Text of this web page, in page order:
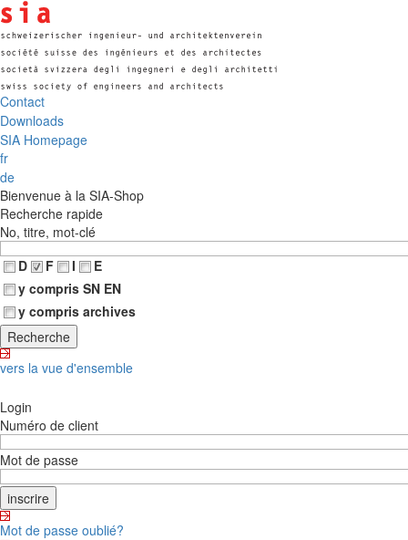
Contact
Downloads
SIA Homepage
fr
de
Bienvenue à la SIA-Shop
Recherche rapide
No, titre, mot-clé
D
F I
E
y compris SN EN
y compris archives
vers la vue d'ensemble
Login
Numéro de client
Mot de passe
Mot de passe oublié?